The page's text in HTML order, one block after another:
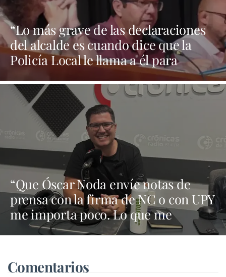
“Lo más grave de las declaraciones
del alcalde es cuando dice que la
Policía Local le llama a él para
preguntarle qué hacen en los casos
de violencia de género”
“Que Óscar Noda envíe notas de
prensa con la firma de NC o con UPY
me importa poco. Lo que me
importa es lo que defienda en el
Comentarios